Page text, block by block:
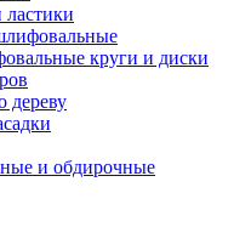
ластики
круги и диски
дереву
и обдирочные